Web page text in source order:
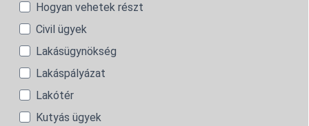
Hogyan vehetek részt
Civil ügyek
Lakásügynökség
Lakáspályázat
Lakótér
Kutyás ügyek